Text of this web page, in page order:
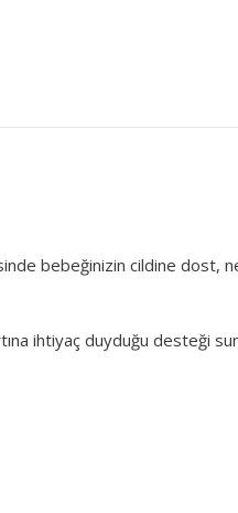
bebeğinizin cildine dost,
ihtiyaç duyduğu desteği